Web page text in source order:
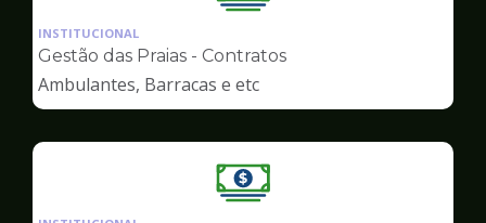
pagina
de
Finanças
INSTITUCIONAL
Gestão das Praias - Contratos
Ambulantes, Barracas e etc
Ilustração